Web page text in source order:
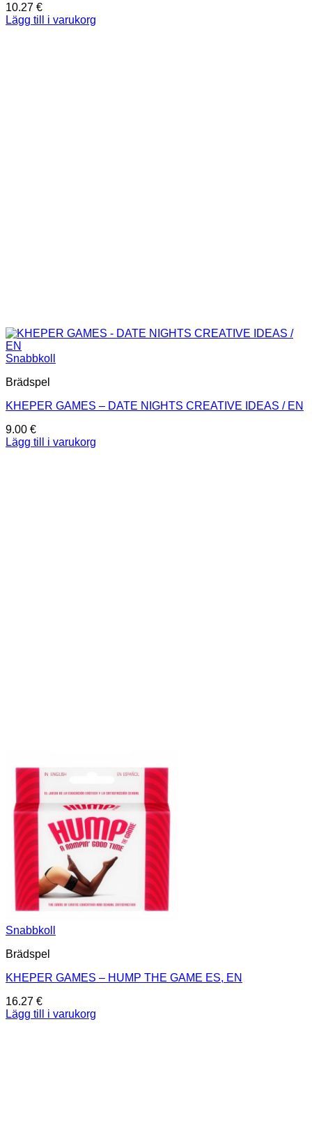
10.27 €
Lägg till i varukorg
Snabbkoll
Brädspel
KHEPER GAMES – DATE NIGHTS CREATIVE IDEAS / EN
9.00 €
Lägg till i varukorg
Snabbkoll
Brädspel
KHEPER GAMES – HUMP THE GAME ES, EN
16.27 €
Lägg till i varukorg